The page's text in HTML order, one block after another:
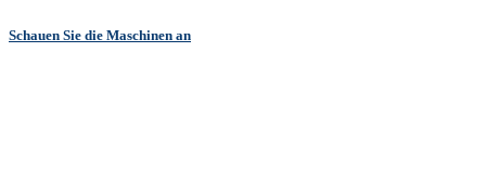
Schauen Sie die Maschinen an